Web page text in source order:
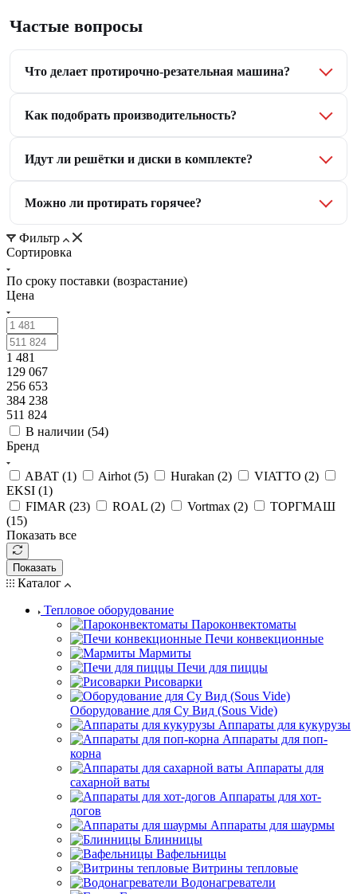
Частые вопросы
Что делает протирочно-резательная машина?
Как подобрать производительность?
Идут ли решётки и диски в комплекте?
Можно ли протирать горячее?
Фильтр
Сортировка
По сроку поставки (возрастание)
Цена
1 481
129 067
256 653
384 238
511 824
В наличии (54)
Бренд
ABAT (1) Airhot (5) Hurakan (2) VIATTO (2)
EKSI (1)
FIMAR (23) ROAL (2) Vortmax (2)
ТОРГМАШ
(15)
Показать все
Показать
Каталог
Тепловое оборудование
Пароконвектоматы
Печи конвекционные
Мармиты
Печи для пиццы
Рисоварки
Оборудование для Су Вид (Sous Vide)
Аппараты для кукурузы
Аппараты для поп-
корна
Аппараты для
сахарной ваты
Аппараты для хот-
догов
Аппараты для шаурмы
Блинницы
Вафельницы
Витрины тепловые
Водонагреватели